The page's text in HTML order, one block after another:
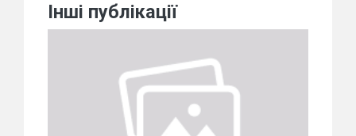
Інші публікації